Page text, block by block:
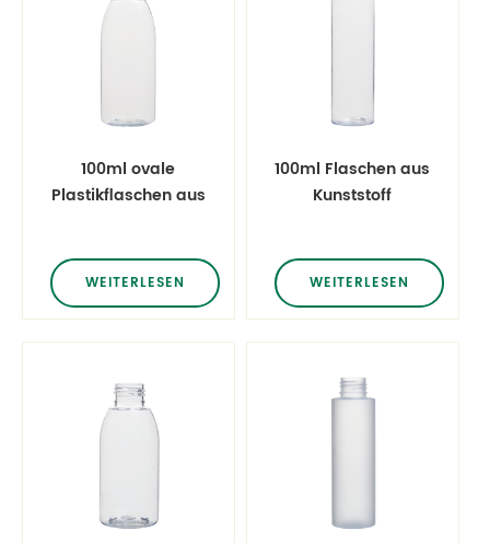
100ml ovale
Plastikflaschen aus
WEITERLESEN
100ml Flaschen aus
Kunststoff
WEITERLESEN